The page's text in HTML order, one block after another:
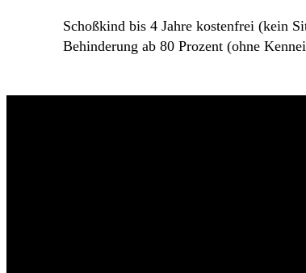
Schoßkind bis 4 Jahre kostenfrei (kein
Behinderung ab 80 Prozent (ohne